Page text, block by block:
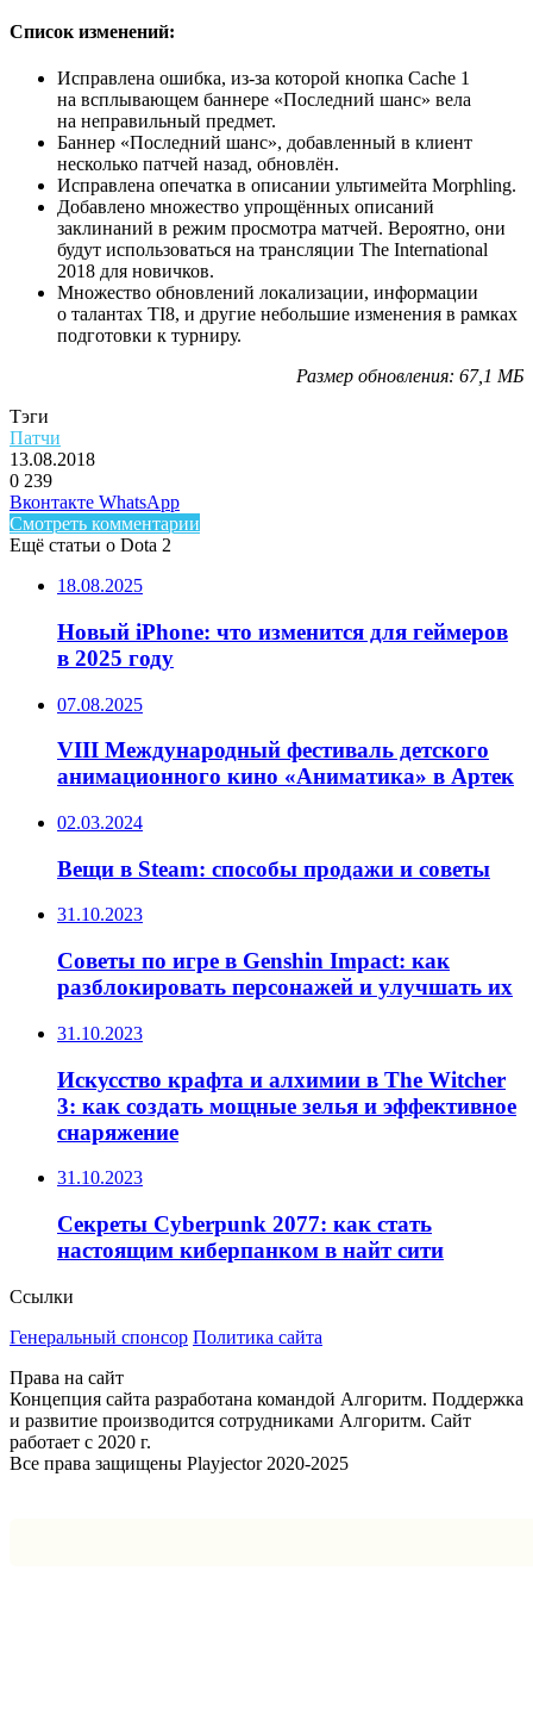
Список изменений:
Исправлена ошибка, из-за которой кнопка Cache 1
на всплывающем баннере «Последний шанс» вела
на неправильный предмет.
Баннер «Последний шанс», добавленный в клиент
несколько патчей назад, обновлён.
Исправлена опечатка в описании ультимейта Morphling.
Добавлено множество упрощённых описаний
заклинаний в режим просмотра матчей. Вероятно, они
будут использоваться на трансляции The International
2018 для новичков.
Множество обновлений локализации, информации
о талантах TI8, и другие небольшие изменения в рамках
подготовки к турниру.
Размер обновления: 67,1 МБ
Тэги
Патчи
13.08.2018
0 239
Facebook
Twitter
LinkedIn
Вконтакте WhatsAppTelegram
Смотреть комментарии
Ещё статьи о Dota 2
18.08.2025
Новый iPhone: что изменится для геймеров
в 2025 году
07.08.2025
VIII Международный фестиваль детского
анимационного кино «Аниматика» в Артек
02.03.2024
Вещи в Steam: способы продажи и советы
31.10.2023
Советы по игре в Genshin Impact: как
разблокировать персонажей и улучшать их
31.10.2023
Искусство крафта и алхимии в The Witcher
3: как создать мощные зелья и эффективное
снаряжение
31.10.2023
Секреты Cyberpunk 2077: как стать
настоящим киберпанком в найт сити
Ссылки
Генеральный спонсор Политика сайта
Права на сайт
Концепция сайта разработана командой Алгоритм. Поддержка
и развитие производится сотрудниками Алгоритм. Сайт
работает с 2020 г.
Все права защищены Playjector 2020-2025